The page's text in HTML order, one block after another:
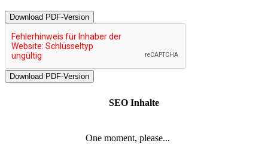
Download PDF-Version
SEO Inhalte
One moment, please...